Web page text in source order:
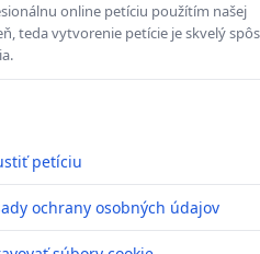
online petíciu použítím našej
teda vytvorenie petície je skvelý
petíciu
ochrany osobných údajov